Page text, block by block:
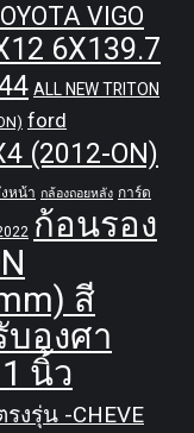
VIGO
6X139.7
ALL NEW TRITON
ford
(2012-ON)
งหน้า กล้องถอยหลัง การ์ด
ก้อนรอง
สี
องศา
นิ้ว
รงรุ่น -CHEVE